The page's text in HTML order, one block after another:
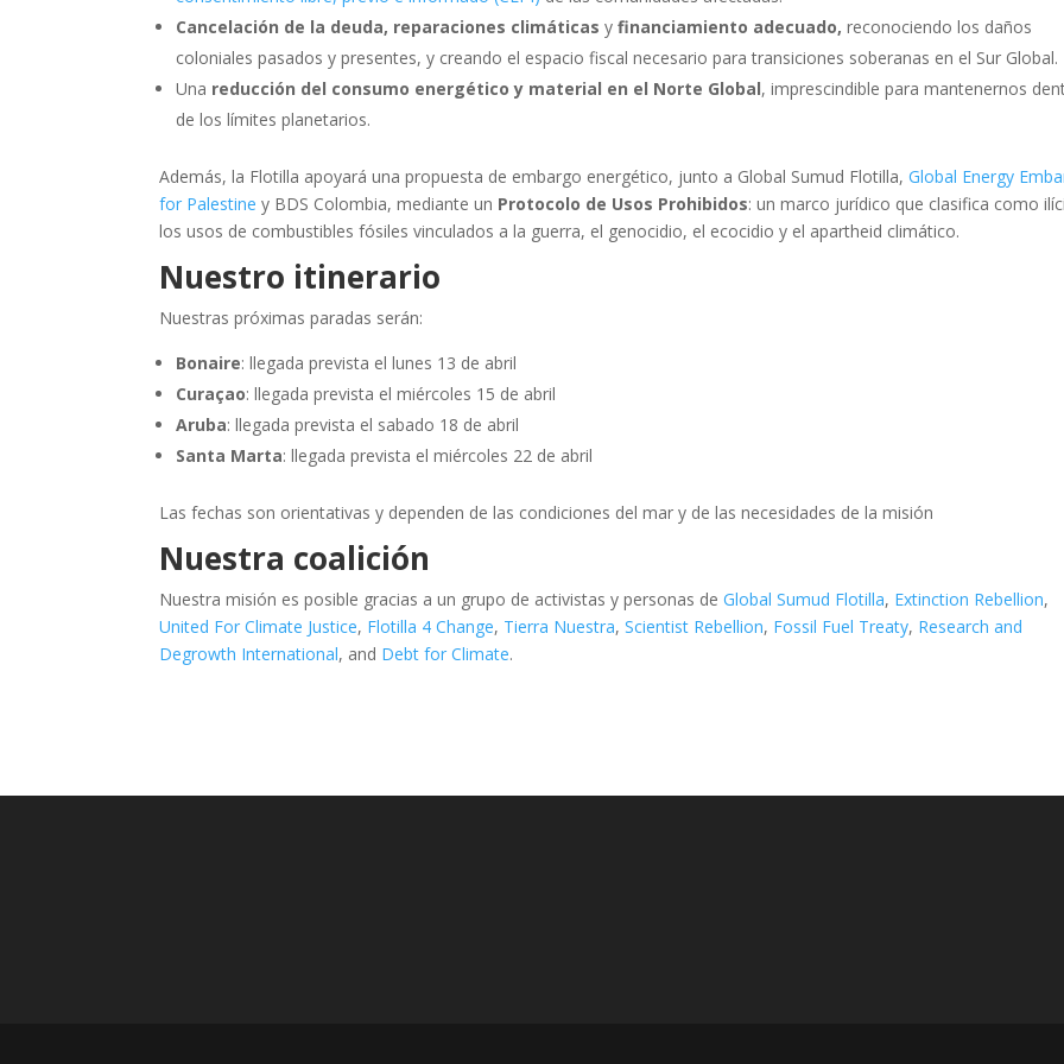
Cancelación de la deuda, reparaciones climáticasy financiamiento adecuado, reconociendo los daños
coloniales pasados y presentes, y creando el espacio fiscal necesario para transiciones soberanas en el Sur Global.
Una reducción del consumo energético y material en el Norte Global, imprescindible para mantenernos
de los límites planetarios.
Además, la Flotilla apoyará una propuesta de embargo energético, junto a Global Sumud Flotilla,Global Energy
for Palestiney BDS Colombia, mediante un Protocolo de Usos Prohibidos: un marco jurídico que clasifica como
los usos de combustibles fósiles vinculados a la guerra, el genocidio, el ecocidio y el apartheid climático.
Nuestro itinerario
Nuestras próximas paradas serán:
Bonaire: llegada prevista el lunes 13 de abril
Curaçao: llegada prevista el miércoles 15 de abril
Aruba: llegada prevista el sabado 18 de abril
Santa Marta: llegada prevista el miércoles 22 de abril
Las fechas son orientativas y dependen de las condiciones del mar y de las necesidades de la misión
Nuestra coalición
Nuestra misión es posible gracias a un grupo de activistas y personas deGlobal Sumud Flotilla, Extinction Rebellion,
United For Climate Justice, Flotilla 4 Change, Tierra Nuestra,Scientist Rebellion, Fossil Fuel Treaty, Research and
Degrowth International, and Debt for Climate.